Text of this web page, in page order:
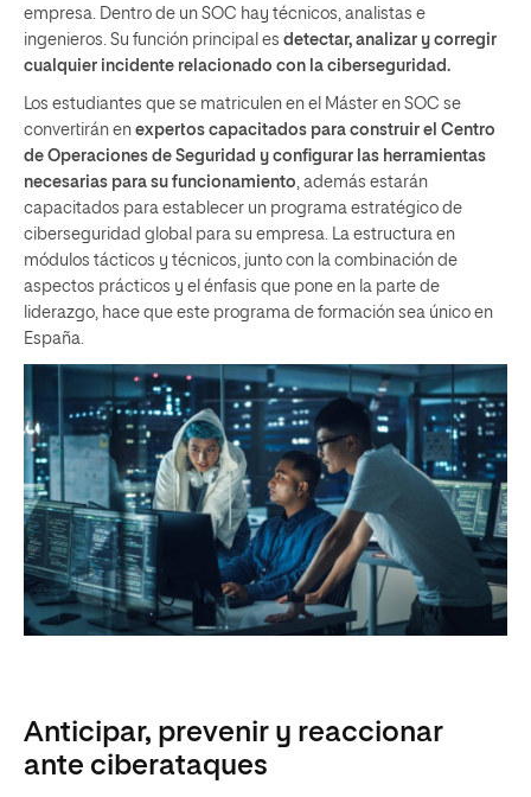
empresa. Dentro de un SOC hay técnicos, analistas e
ingenieros. Su función principal es detectar, analizar y corregir
cualquier incidente relacionado con la ciberseguridad.
Los estudiantes que se matriculen en el Máster en SOC se
convertirán en expertos capacitados para construir el Centro
de Operaciones de Seguridad y configurar las herramientas
necesarias para su funcionamiento , además estarán
capacitados para establecer un programa estratégico de
ciberseguridad global para su empresa. La estructura en
módulos tácticos y técnicos, junto con la combinación de
aspectos prácticos y el énfasis que pone en la parte de
liderazgo, hace que este programa de formación sea único en
España.
Anticipar, prevenir y reaccionar
ante ciberataques